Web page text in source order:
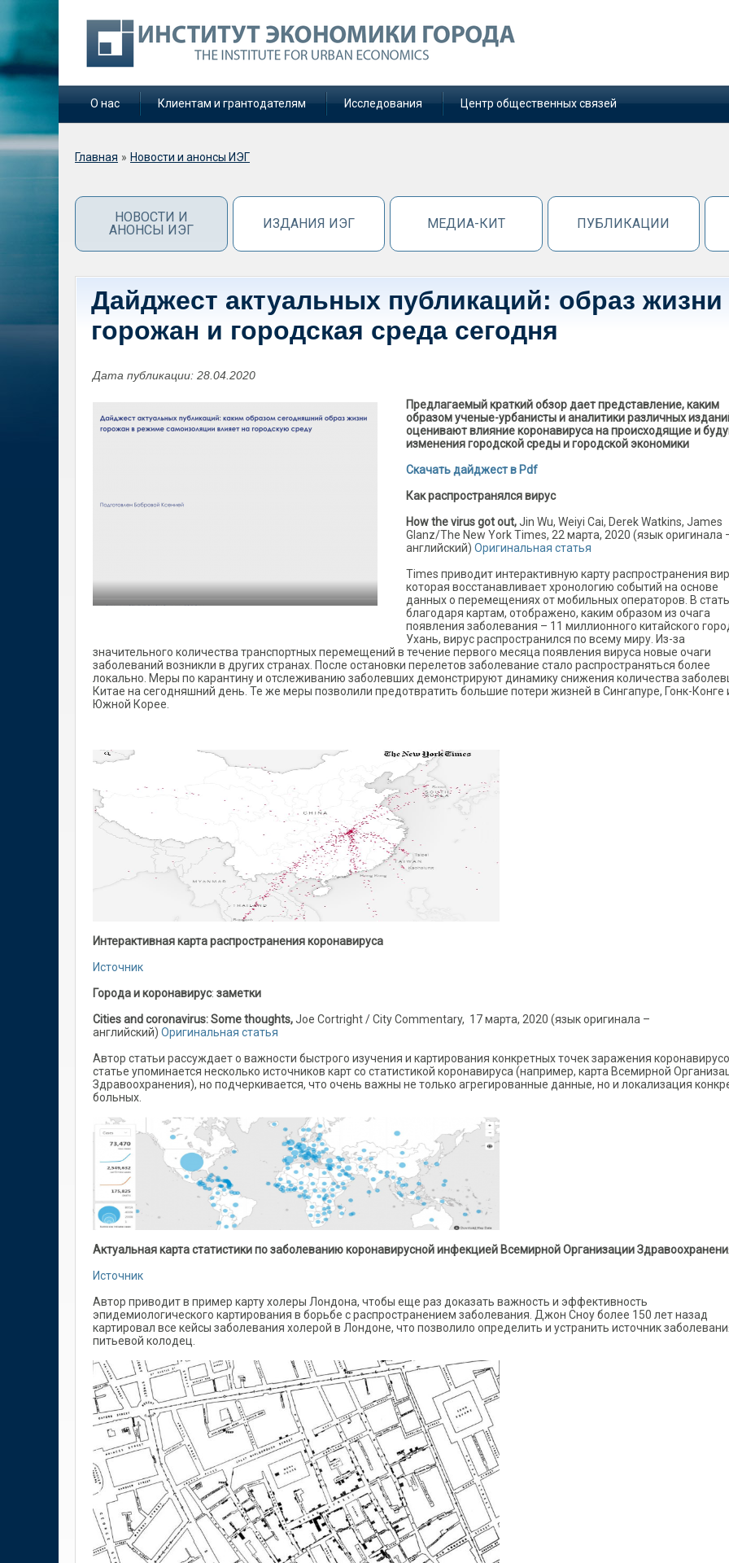
О нас Клиентам и грантодателям Исследования Центр общественных связей
Вы здесь
Главная » Новости и анонсы ИЭГ
НОВОСТИ И
АНОНСЫ ИЭГ
ИЗДАНИЯ ИЭГ МЕДИА-КИТ ПУБЛИКАЦИИ
Дайджест актуальных публикаций: образ жизни
горожан и городская среда сегодня
Дата публикации: 28.04.2020
Предлагаемый краткий обзор дает представление, каким
образом ученые-урбанисты и аналитики различных
оценивают влияние коронавируса на происходящие и
изменения городской среды и городской экономики
Скачать дайджест в Pdf
Как распространялся вирус
Howthevirusgotout,Jin Wu, Weiyi Cai, Derek Watkins, James
Glanz/The New York Times, 22 марта, 2020 (язык оригинала
английский) Оригинальная статья
Times приводит интерактивную карту распространения
которая восстанавливает хронологию событий на основе
данных о перемещениях от мобильных операторов. В
благодаря картам, отображено, каким образом из очага
появления заболевания – 11 миллионного китайского
Ухань, вирус распространился по всему миру. Из-за
значительного количества транспортных перемещений в течение первого месяца появления вируса новые очаги
заболеваний возникли в других странах. После остановки перелетов заболевание стало распространяться более
локально. Меры по карантину и отслеживанию заболевших демонстрируют динамику снижения количества
Китае на сегодняшний день. Те же меры позволили предотвратить большие потери жизней в Сингапуре, Гонк-Конге
Южной Корее.
Интерактивная карта распространения коронавируса
Источник
Городаикоронавирус: заметки
Cities and coronavirus: Some thoughts,Joe Cortright / City Commentary, 17 марта, 2020 (язык оригинала –
английский) Оригинальная статья
Автор статьи рассуждает о важности быстрого изучения и картирования конкретных точек заражения
статье упоминается несколько источников карт со статистикой коронавируса (например, карта Всемирной
Здравоохранения), но подчеркивается, что очень важны не только агрегированные данные, но и локализация
больных.
Актуальная карта статистики по заболеванию коронавирусной инфекцией Всемирной Организации
Источник
Автор приводит в пример карту холеры Лондона, чтобы еще раз доказать важность и эффективность
эпидемиологического картирования в борьбе с распространением заболевания. Джон Сноу более 150 лет назад
картировал все кейсы заболевания холерой в Лондоне, что позволило определить и устранить источник
питьевой колодец.